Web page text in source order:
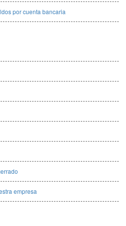
por cuenta bancaria
empresa